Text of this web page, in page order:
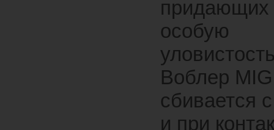
придающих
особую
Воблер
сбивается
и при